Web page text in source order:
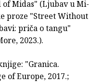
of Midas" (Ljubav u Mi­
proze "Street Without
priča o tangu"
2023.).
"Granica.
of Europe, 2017.;